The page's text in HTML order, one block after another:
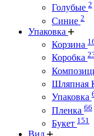
Голубые 2
Синие 2
Упаковка
Корзина
Коробка
Шляпная
Упаковка
Пленка 66
Букет 151
Вид